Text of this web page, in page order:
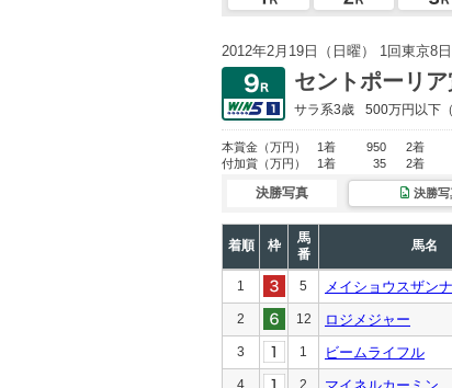
2012年2月19日（日曜） 1回東京8日
セントポーリ
サラ系3歳 500万円以下
本賞金 （万円） 1着 950 2着
付加賞 （万円） 1着 35 2着
決勝写真 決勝写
着順 枠
馬
番
馬名
1 5 メイショウスザンナ
2 12 ロジメジャー
3 1 ビームライフル
4 2